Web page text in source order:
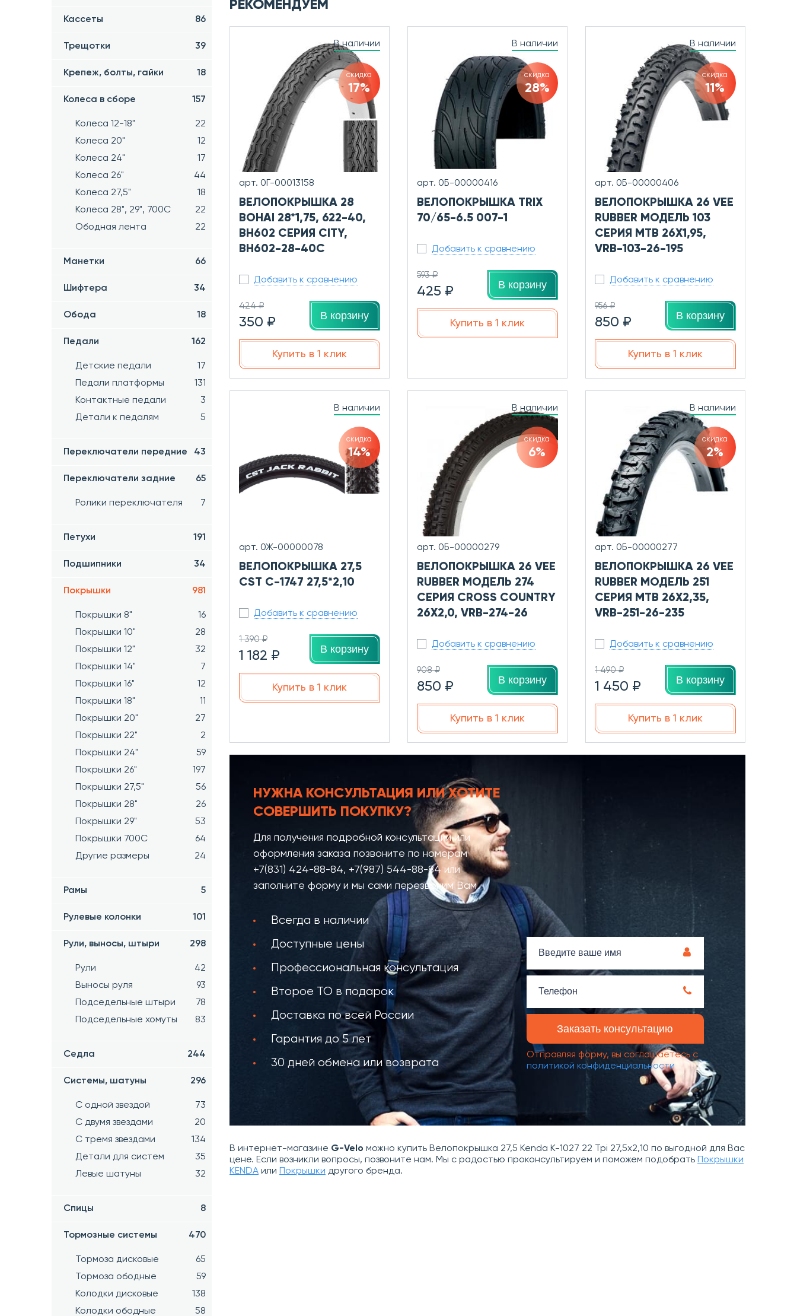
Кассеты 86
Трещотки 39
Крепеж, болты, гайки 18
Колеса в сборе 157
Колеса 12-18"
22
Колеса 20"
12
Колеса 24"
17
Колеса 26"
44
Колеса 27,5"
18
Колеса 28", 29", 700С
22
Ободная лента
22
Манетки 66
Шифтера 34
Обода 18
Педали 162
Детские педали
17
Педали платформы
131
Контактные педали
3
Детали к педалям
5
Переключатели передние 43
Переключатели задние 65
Ролики переключателя 7
Петухи 191
Подшипники 34
Покрышки 981
Покрышки 8"
16
Покрышки 10"
28
Покрышки 12"
32
Покрышки 14"
7
Покрышки 16"
12
Покрышки 18"
11
Покрышки 20"
27
Покрышки 22"
2
Покрышки 24"
59
Покрышки 26"
197
Покрышки 27,5"
56
Покрышки 28"
26
Покрышки 29"
53
Покрышки 700C
64
Другие размеры
24
Рамы 5
Рулевые колонки 101
Рули, выносы, штыри 298
Рули
42
Выносы руля
93
Подседельные штыри
78
Подседельные хомуты
83
Седла 244
Системы, шатуны 296
С одной звездой
73
С двумя звездами
20
С тремя звездами
134
Детали для систем
35
Левые шатуны
32
Спицы 8
Тормозные системы 470
Тормоза дисковые
65
Тормоза ободные
59
Колодки дисковые
138
Колодки ободные
58
РЕКОМЕНДУЕМ
В наличии
скидка
17%
арт. 0Г-00013158
ВЕЛОПОКРЫШКА 28
BOHAI 28*1,75, 622-40,
BH602 СЕРИЯ CITY,
BH602-28-40C
Добавить к сравнению
424 ₽
350 ₽ В корзину
Купить в 1 клик
В наличии
скидка
28%
арт. 0Б-00000416
ВЕЛОПОКРЫШКА TRIX
70/65-6.5 007-1
Добавить к сравнению
593 ₽
425 ₽ В корзину
Купить в 1 клик
В наличии
скидка
11%
арт. 0Б-00000406
ВЕЛОПОКРЫШКА 26 VEE
RUBBER МОДЕЛЬ 103
СЕРИЯ MTB 26X1,95,
VRB-103-26-195
Добавить к сравнению
956 ₽
850 ₽ В корзину
Купить в 1 клик
В наличии
скидка
14%
арт. 0Ж-00000078
ВЕЛОПОКРЫШКА 27,5
CST C-1747 27,5*2,10
Добавить к сравнению
1 390 ₽
1 182 ₽ В корзину
Купить в 1 клик
В наличии
скидка
6%
арт. 0Б-00000279
ВЕЛОПОКРЫШКА 26 VEE
RUBBER МОДЕЛЬ 274
СЕРИЯ CROSS COUNTRY
26X2,0, VRB-274-26
Добавить к сравнению
908 ₽
850 ₽ В корзину
Купить в 1 клик
В наличии
скидка
2%
арт. 0Б-00000277
ВЕЛОПОКРЫШКА 26 VEE
RUBBER МОДЕЛЬ 251
СЕРИЯ MTB 26X2,35,
VRB-251-26-235
Добавить к сравнению
1 490 ₽
1 450 ₽ В корзину
Купить в 1 клик
НУЖНА КОНСУЛЬТАЦИЯ
ИЛИ ХОТИТЕ
СОВЕРШИТЬ ПОКУПКУ?
Для получения подробной консультации или
оформления заказа позвоните по номерам
+7(831) 424-88-84, +7(987) 544-88-84 или
заполните форму и мы сами перезвоним Вам
Всегда в наличии
Доступные цены
Профессиональная консультация
Второе ТО в подарок
Доставка по всей России
Гарантия до 5 лет
30 дней обмена или возврата
Отправляя форму, вы соглашаетесь с
политикой конфиденциальности
В интернет-магазине G-Velo можно купить Велопокрышка 27,5 Kenda K-1027 22 Tpi 27,5х2,10 по выгодной для Вас
цене. Если возникли вопросы, позвоните нам. Мы с радостью проконсультируем и поможем подобрать
Покрышки
KENDA или Покрышки другого бренда.